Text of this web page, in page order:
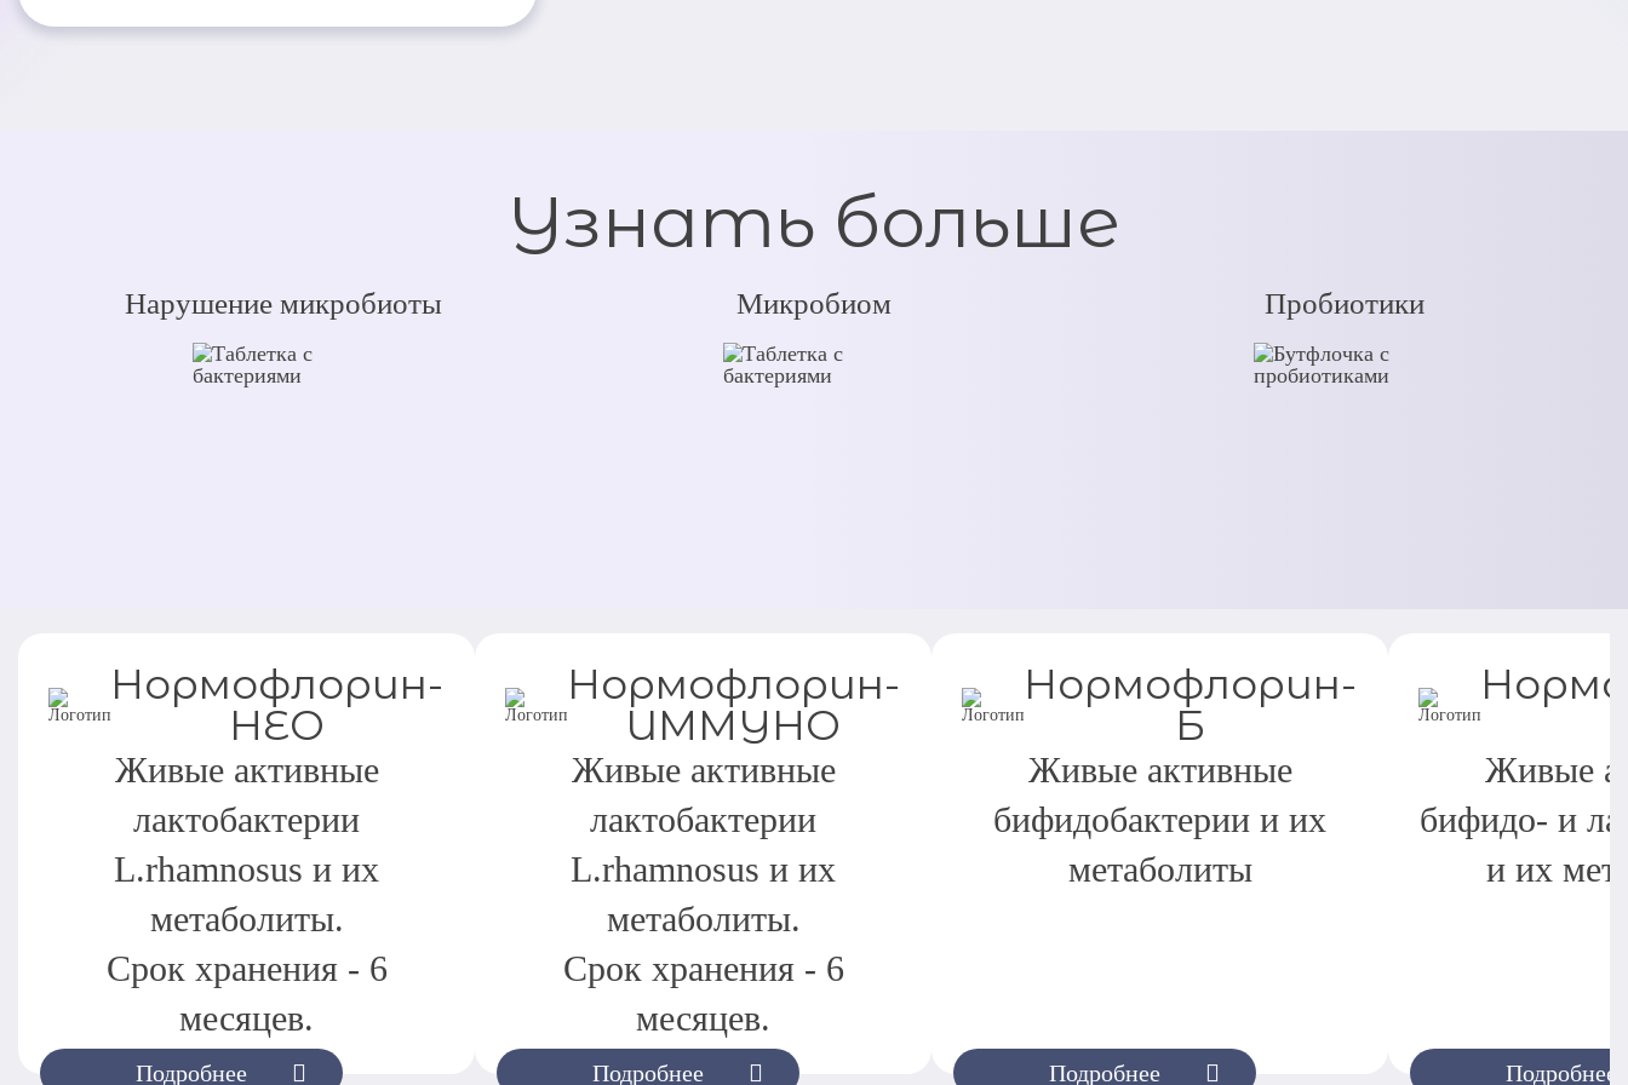
Узнать больше
Нарушение микробиоты Микробиом Пробиотики
Подробнее
Нормофлорин-
НЕО
Живые активные
лактобактерии
L.rhamnosus и их
метаболиты.
Срок хранения - 6
месяцев.
Подробнее
Нормофлорин-
ИММУНО
Живые активные
лактобактерии
L.rhamnosus и их
метаболиты.
Срок хранения - 6
месяцев.
Подробнее
Нормофлорин-
Б
Живые активные
бифидобактерии и их
метаболиты
Подробнее
Живые
бифидо- и
и их